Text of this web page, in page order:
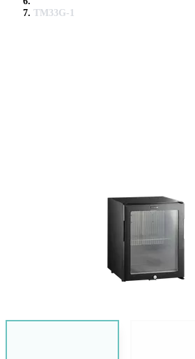
TM33G-1